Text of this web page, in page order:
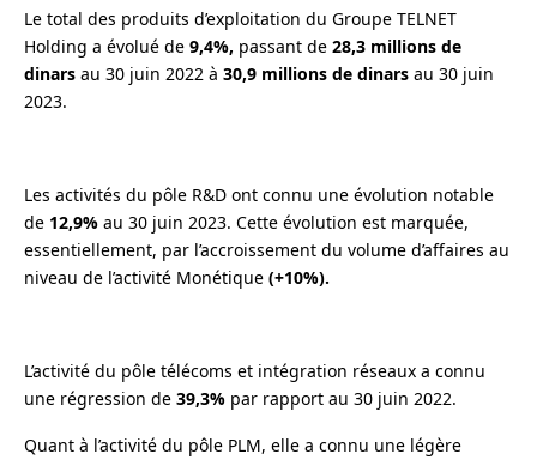
Le total des produits d’exploitation du Groupe TELNET
Holding a évolué de 9,4%, passant de 28,3 millions de
dinars au 30 juin 2022 à 30,9 millions de dinars au 30 juin
2023.
Les activités du pôle R&D ont connu une évolution notable
de 12,9% au 30 juin 2023. Cette évolution est marquée,
essentiellement, par l’accroissement du volume d’affaires au
niveau de l’activité Monétique (+10%).
L’activité du pôle télécoms et intégration réseaux a connu
une régression de 39,3% par rapport au 30 juin 2022.
Quant à l’activité du pôle PLM, elle a connu une légère